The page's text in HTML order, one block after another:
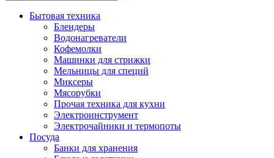
Бытовая техника
Блендеры
Водонагреватели
Кофемолки
Машинки для стрижки
Мельницы для специй
Миксеры
Мясорубки
Прочая техника для кухни
Электроинструмент
Электрочайники и термопоты
Посуда
Банки для хранения